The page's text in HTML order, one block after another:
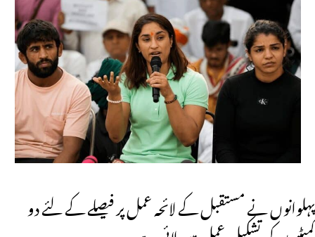
پہلوانوں نے مستقبل کے لائحہ عمل پر فیصلے کے لئے دو